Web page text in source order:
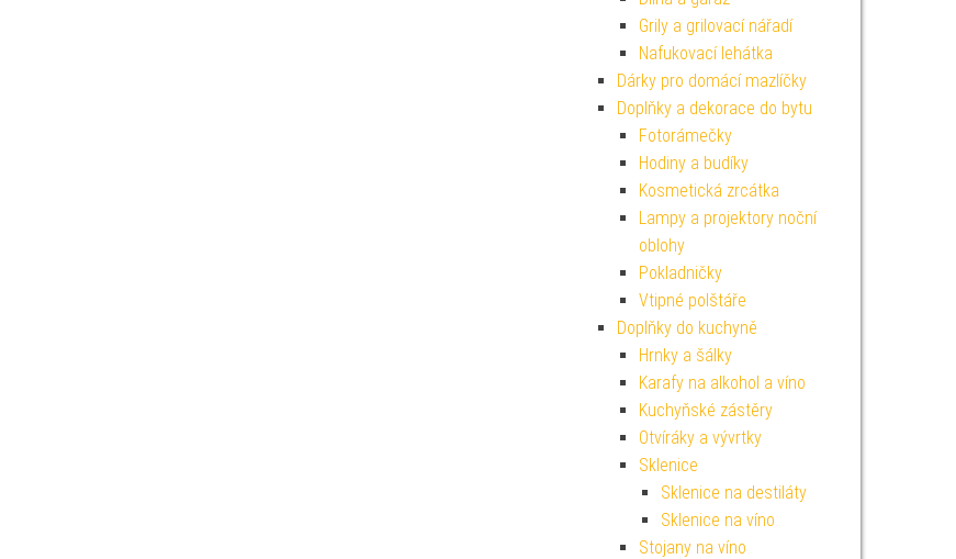
Grily a grilovací nářadí
Nafukovací lehátka
Dárky pro domácí mazlíčky
Doplňky a dekorace do bytu
Fotorámečky
Hodiny a budíky
Kosmetická zrcátka
Lampy a projektory noční
oblohy
Pokladničky
Vtipné polštáře
Doplňky do kuchyně
Hrnky a šálky
Karafy na alkohol a víno
Kuchyňské zástěry
Otvíráky a vývrtky
Sklenice
Sklenice na destiláty
Sklenice na víno
Stojany na víno